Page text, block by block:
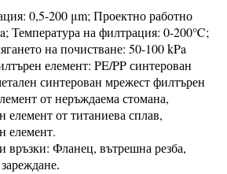
0,5-200 μm; Проектно работно
Температура на филтрация: 0-200℃;
на почистване: 50-100 kPa
елемент: PE/PP синтерован
синтерован мрежест филтърен
от неръждаема стомана,
елемент от титаниева сплав,
елемент.
връзки: Фланец, вътрешна резба,
.